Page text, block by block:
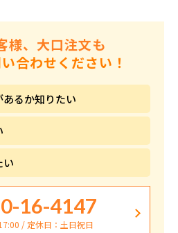
様、大口注文も
合わせください！
あるか知りたい
い
16-4147
/ 定休日：土日祝日